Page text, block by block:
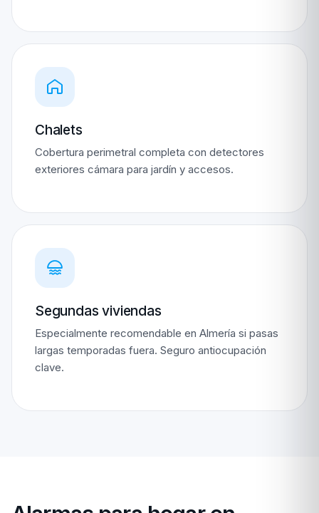
Chalets
Cobertura perimetral completa con detectores
exteriores cámara para jardín y accesos.
Segundas viviendas
Especialmente recomendable en Almería si pasas
largas temporadas fuera. Seguro antiocupación
clave.